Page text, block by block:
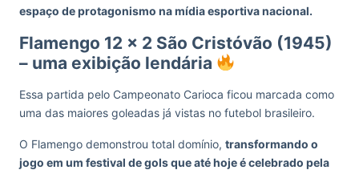
espaço de protagonismo na mídia esportiva nacional.
Flamengo 12 x 2 São Cristóvão (1945)
– uma exibição lendária
Essa partida pelo Campeonato Carioca ficou marcada como
uma das maiores goleadas já vistas no futebol brasileiro.
O Flamengo demonstrou total domínio, transformando o
jogo em um festival de gols que até hoje é celebrado pela